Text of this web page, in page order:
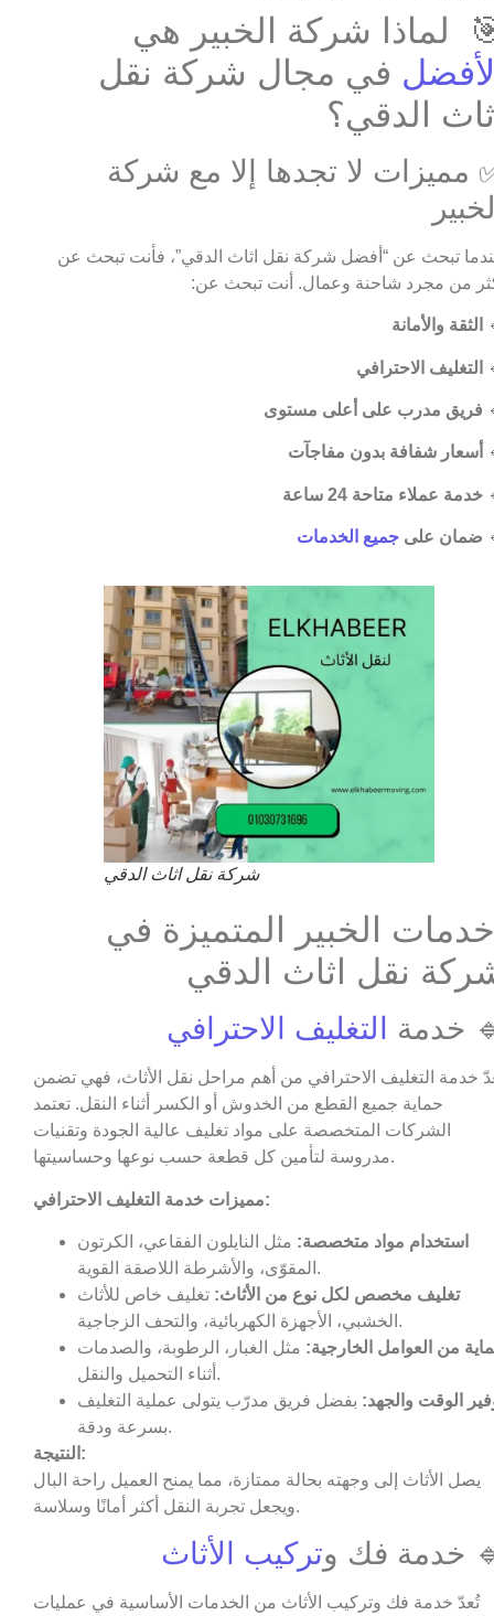
لماذا شركة الخبير هي
في مجال شركة نقل
الدقي؟
مميزات لا تجدها إلا مع شركة
تبحث عن “أفضل شركة نقل اثاث الدقي”، فأنت تبحث عن
من مجرد شاحنة وعمال. أنت تبحث عن:
الثقة والأمانة
التغليف الاحترافي
فريق مدرب على أعلى مستوى
أسعار شفافة بدون مفاجآت
خدمة عملاء متاحة 24 ساعة
ضمان على جميع الخدمات
شركة نقل اثاث الدقي
الخبير المتميزة في
نقل اثاث الدقي
خدمة التغليف الاحترافي
خدمة التغليف الاحترافي من أهم مراحل نقل الأثاث، فهي تضمن
حماية جميع القطع من الخدوش أو الكسر أثناء النقل. تعتمد
الشركات المتخصصة على مواد تغليف عالية الجودة وتقنيات
مدروسة لتأمين كل قطعة حسب نوعها وحساسيتها.
مميزات خدمة التغليف الاحترافي:
استخدام مواد متخصصة: مثل النايلون الفقاعي، الكرتون
المقوّى، والأشرطة اللاصقة القوية.
تغليف مخصص لكل نوع من الأثاث: تغليف خاص للأثاث
الخشبي، الأجهزة الكهربائية، والتحف الزجاجية.
من العوامل الخارجية: مثل الغبار، الرطوبة، والصدمات
أثناء التحميل والنقل.
الوقت والجهد: بفضل فريق مدرّب يتولى عملية التغليف
بسرعة ودقة.
النتيجة:
يصل الأثاث إلى وجهته بحالة ممتازة، مما يمنح العميل راحة البال
ويجعل تجربة النقل أكثر أمانًا وسلاسة.
خدمة فك وتركيب الأثاث
تُعدّ خدمة فك وتركيب الأثاث من الخدمات الأساسية في عمليات